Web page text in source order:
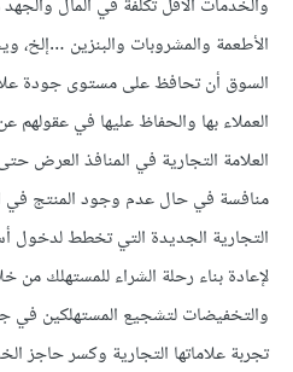
والخدمات الأقل تكلفة في المال
الأطعمة والمشروبات والبنزين
السوق أن تحافظ على مستوى جودة
العملاء بها والحفاظ عليها في
العلامة التجارية في المنافذ العرض
منافسة في حال عدم وجود المنتج في
التجارية الجديدة التي تخطط لدخول
لإعادة بناء رحلة الشراء للمستهلك من
والتخفيضات لتشجيع المستهلكين في
تجربة علاماتها التجارية وكسر حاجز